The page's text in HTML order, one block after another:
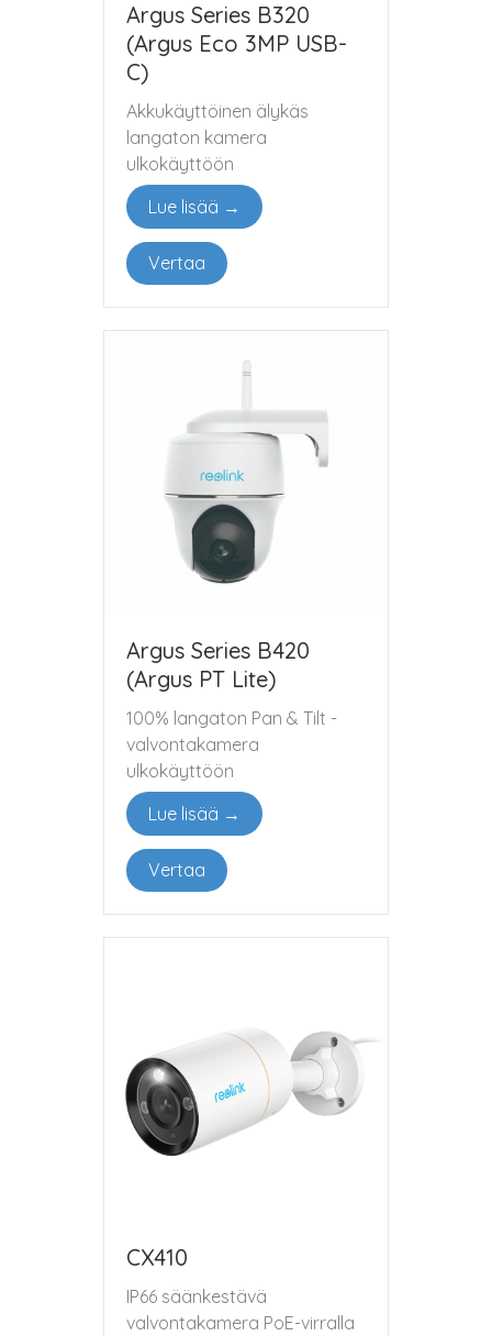
Argus Series B320
(Argus Eco 3MP USB-
C)
Akkukäyttöinen älykäs
langaton kamera
ulkokäyttöön
Lue lisää →
Vertaa
Argus Series B420
(Argus PT Lite)
100% langaton Pan & Tilt -
valvontakamera
ulkokäyttöön
Lue lisää →
Vertaa
CX410
IP66 säänkestävä
valvontakamera PoE-virralla